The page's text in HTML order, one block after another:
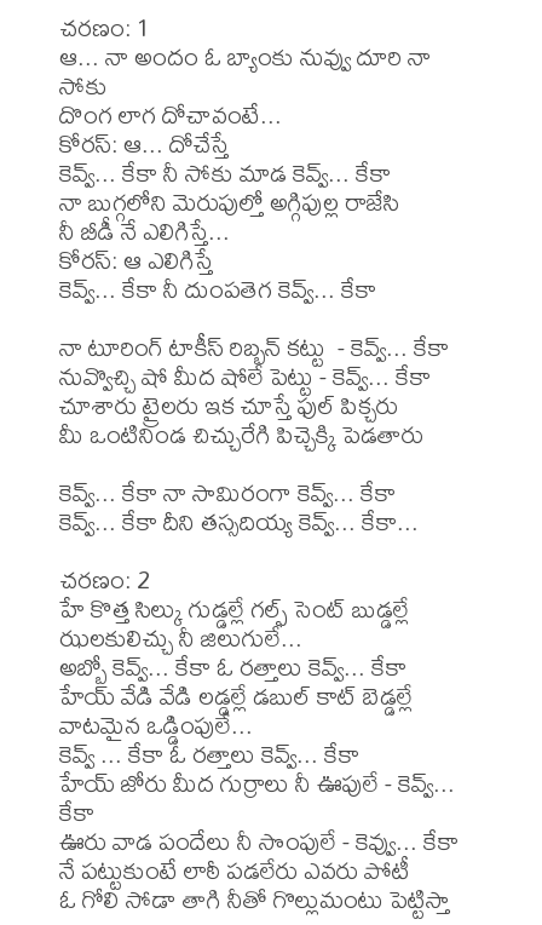
చరణం: 1
ఆ... నా అందం ఓ బ్యాంకు నువ్వు దూరి నా
సోకు
దొంగ లాగ దోచావంటే...
కోరస్: ఆ... దోచేస్తే
కెవ్వ్... కేకా నీ సోకు మాడ కెవ్వ్... కేకా
నా బుగ్గలోని మెరుపుల్తో అగ్గిపుల్ల రాజేసి
నీ బీడీ నే ఎలిగిస్తే...
కోరస్: ఆ ఎలిగిస్తే
కెవ్వ్... కేకా నీ దుంపతెగ కెవ్వ్... కేకా
నా టూరింగ్ టాకీస్ రిబ్బన్ కట్టు  - కెవ్వ్... కేకా
నువ్వొచ్చి షో మీద షోలే పెట్టు - కెవ్వ్... కేకా
చూశారు ట్రైలరు ఇక చూస్తే ఫుల్ పిక్చరు
మీ ఒంటినిండ చిచ్చురేగి పిచ్చెక్కి పెడతారు
కెవ్వ్... కేకా నా సామిరంగా కెవ్వ్... కేకా
కెవ్వ్... కేకా దీని తస్సదియ్య కెవ్వ్... కేకా...
చరణం: 2
హే కొత్త సిల్కు గుడ్డల్లే గల్ఫ్ సెంట్ బుడ్డల్లే
ఝలకులిచ్చు నీ జిలుగులే...
అబ్బో కెవ్వ్... కేకా ఓ రత్తాలు కెవ్వ్... కేకా
హేయ్ వేడి వేడి లడ్డల్లే డబుల్ కాట్ బెడ్డల్లే
వాటమైన ఒడ్డింపులే...
కెవ్వ్ ... కేకా ఓ రత్తాలు కెవ్వ్... కేకా
హేయ్ జోరు మీద గుర్రాలు నీ ఊపులే - కెవ్వ్...
కేకా
ఊరు వాడ పందేలు నీ సొంపులే - కెవ్వు... కేకా
నే పట్టుకుంటే లాఠీ పడలేరు ఎవరు పోటీ
ఓ గోలి సోడా తాగి నీతో గొల్లుమంటు పెట్టిస్తా